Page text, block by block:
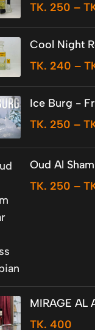
TK. 250 –
Cool Night
TK. 240 –
Ice Burg -
TK. 250 –
Oud Al
TK. 250 –
MIRAGE AL
TK.400